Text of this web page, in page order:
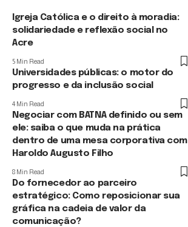
Igreja Católica e o direito à moradia:
solidariedade e reflexão social no
Acre
5 Min Read
Universidades públicas: o motor do
progresso e da inclusão social
4 Min Read
Negociar com BATNA definido ou sem
ele: saiba o que muda na prática
dentro de uma mesa corporativa com
Haroldo Augusto Filho
8 Min Read
Do fornecedor ao parceiro
estratégico: Como reposicionar sua
gráfica na cadeia de valor da
comunicação?